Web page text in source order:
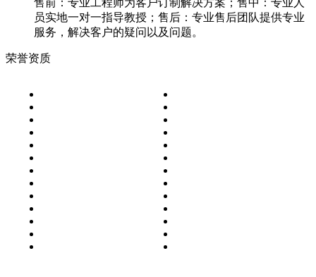
售前：专业工程师为客户订制解决方案；售中：专业人
员实地一对一指导教授；售后：专业售后团队提供专业
服务，解决客户的疑问以及问题。
荣誉资质